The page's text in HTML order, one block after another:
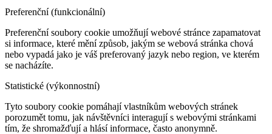
Preferenční (funkcionální)
Preferenční soubory cookie umožňují webové stránce zapamatovat
si informace, které mění způsob, jakým se webová stránka chová
nebo vypadá jako je váš preferovaný jazyk nebo region, ve kterém
se nacházíte.
Statistické (výkonnostní)
Tyto soubory cookie pomáhají vlastníkům webových stránek
porozumět tomu, jak návštěvníci interagují s webovými stránkami
tím, že shromažďují a hlásí informace, často anonymně.